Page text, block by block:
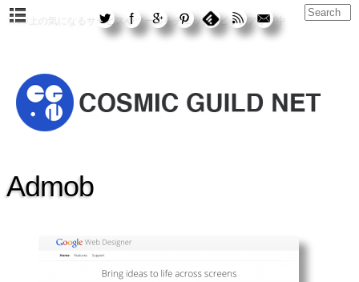
WEB上の気になるサービスやツールをチェック&ピックアップ中
Admob